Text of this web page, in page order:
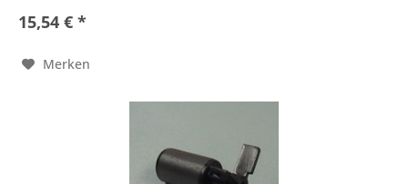
15,54 € *
Merken